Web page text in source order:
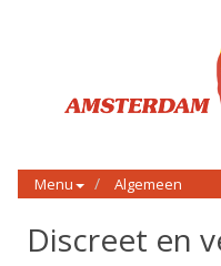
Menu Algemeen
Discreet en